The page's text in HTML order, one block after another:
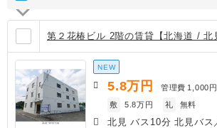
第２花椿ビル 2階の賃貸【北海道 / 北
NEW
5.8万円 管理費 1,000円
敷
5.8万円 礼 無料
北見 バス10分 北見バス